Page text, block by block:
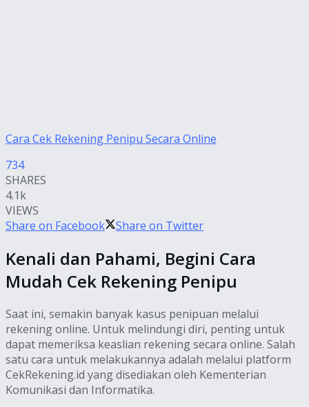
Cara Cek Rekening Penipu Secara Online
734
SHARES
4.1k
VIEWS
Share on Facebook
Share on Twitter
Kenali dan Pahami, Begini Cara
Mudah Cek Rekening Penipu
Saat ini, semakin banyak kasus penipuan melalui
rekening online. Untuk melindungi diri, penting untuk
dapat memeriksa keaslian rekening secara online. Salah
satu cara untuk melakukannya adalah melalui platform
CekRekening.id yang disediakan oleh Kementerian
Komunikasi dan Informatika.